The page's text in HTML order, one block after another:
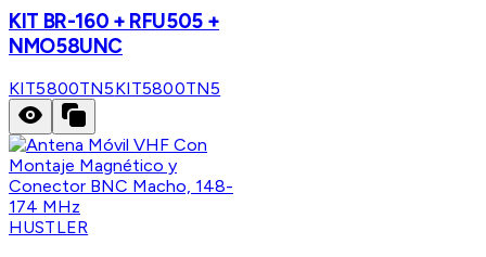
KIT BR-160 + RFU505 +
NMO58UNC
KIT5800TN5KIT5800TN5
HUSTLER